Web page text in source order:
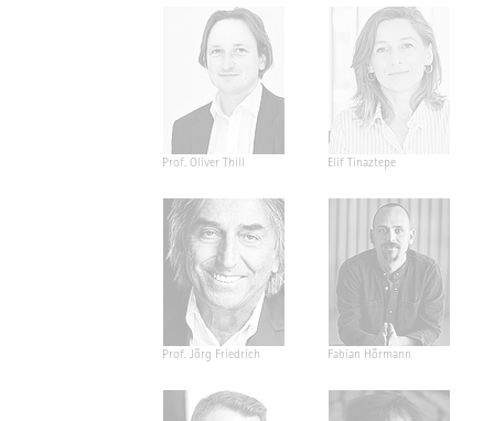
Prof. Oliver Thill Elif Tinaztepe
Prof. Jörg Friedrich Fabian Hörmann